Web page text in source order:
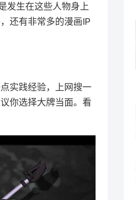
发生在这些人物身上
还有非常多的漫画IP
实践经验，上网搜一
你选择大牌当面。看